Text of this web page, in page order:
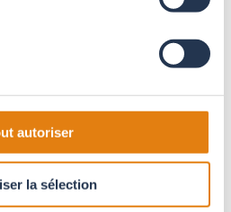
autoriser
la sélection
VMC par
Travail rapide et
petit oubli vite réparé.
Merci